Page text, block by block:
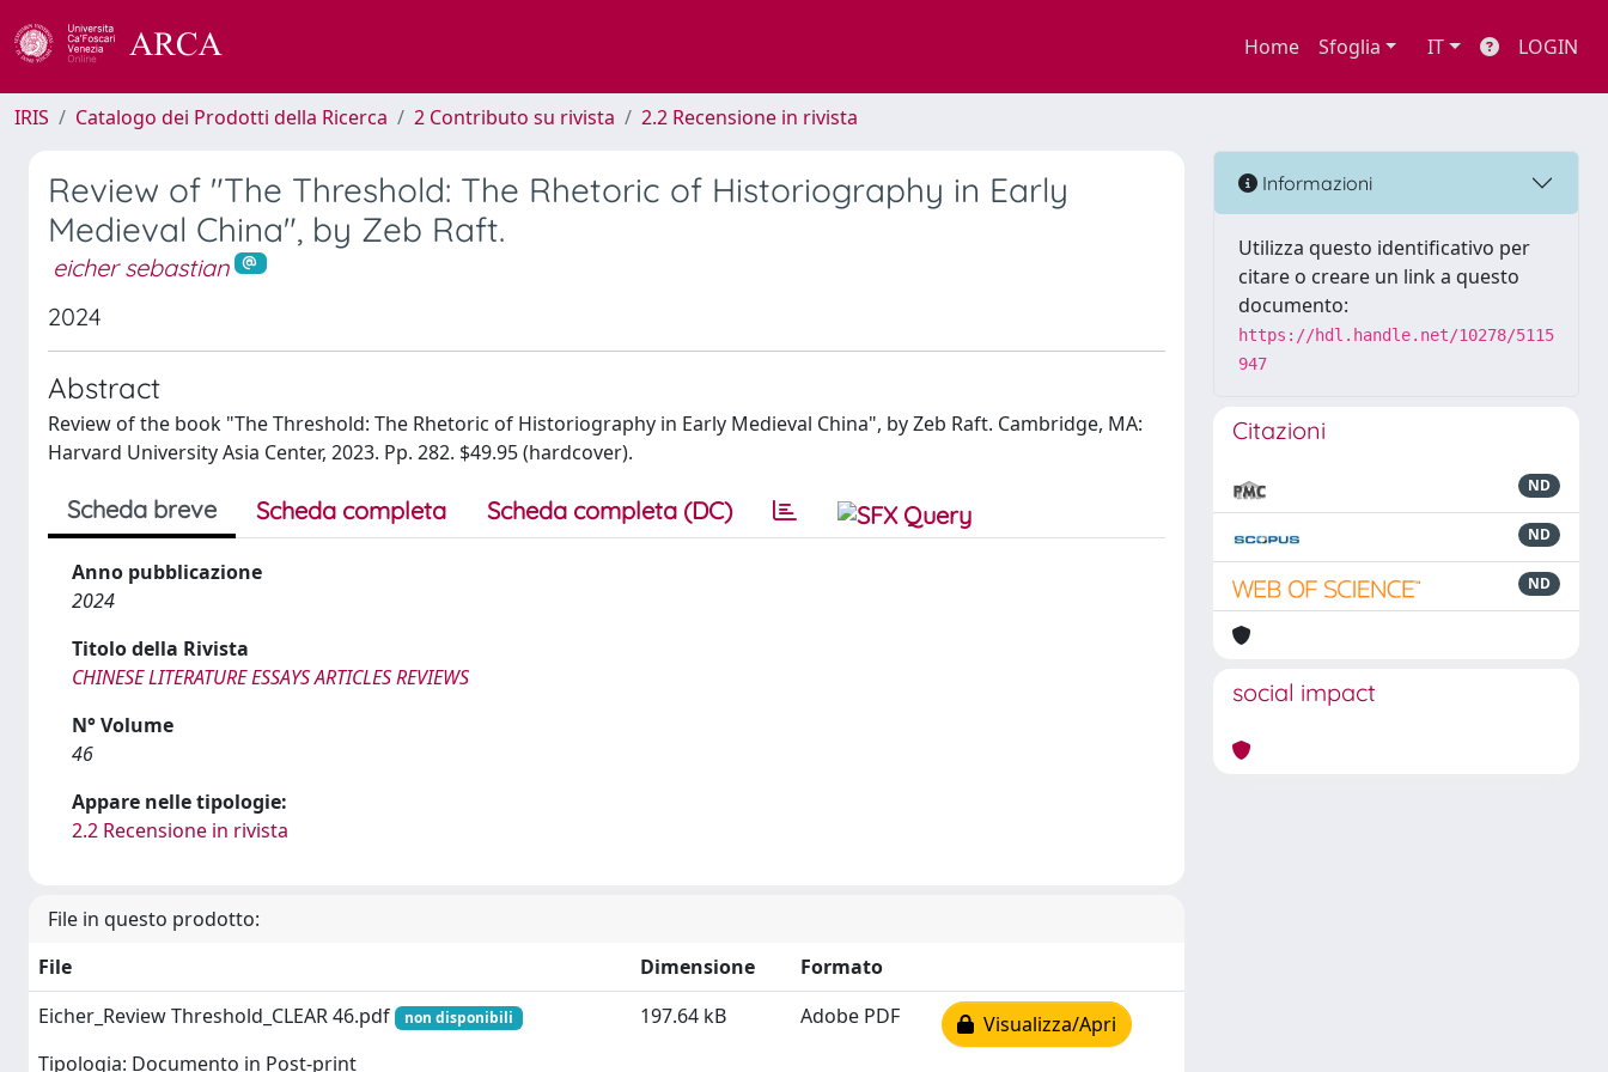
Home Sfoglia IT LOGIN
IRIS Catalogo dei Prodotti della Ricerca 2 Contributo su rivista 2.2 Recensione in rivista
Review of "The Threshold: The Rhetoric of Historiography in Early
Medieval China", by Zeb Raft.
eicher sebastian
2024
Abstract
Review of the book "The Threshold: The Rhetoric of Historiography in Early Medieval China", by Zeb Raft. Cambridge, MA:
Harvard University Asia Center, 2023. Pp. 282. $49.95 (hardcover).
Scheda breve Scheda completa Scheda completa (DC)
Anno pubblicazione
2024
Titolo della Rivista
CHINESE LITERATURE ESSAYS ARTICLES REVIEWS
N° Volume
46
Appare nelle tipologie:
2.2 Recensione in rivista
File in questo prodotto:
File
Dimensione
Formato
Eicher_Review Threshold_CLEAR 46.pdf
non disponibili
Tipologia: Documento in Post-print
197.64 kB Adobe PDF Visualizza/Apri
Informazioni
Utilizza questo identificativo per
citare o creare un link a questo
documento:
https://hdl.handle.net/10278/5115
947
Citazioni
ND
ND
ND
social impact